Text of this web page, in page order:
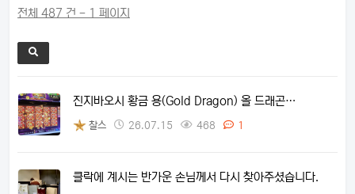
전체 487 건 - 1 페이지
진지바오시 황금 용(Gold Dragon) 올 드래곤…
찰스 26.07.15 468 1
클락에 계시는 반가운 손님께서 다시 찾아주셨습니다.